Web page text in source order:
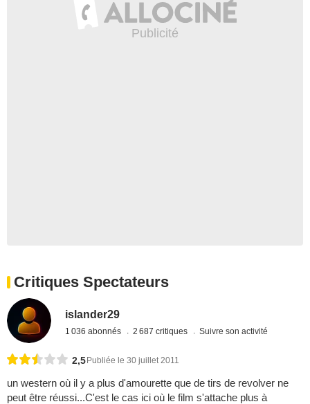
Critiques Spectateurs
islander29
1 036 abonnés 2 687 critiques Suivre son activité
2,5Publiée le 30 juillet 2011
un western où il y a plus d'amourette que de tirs de revolver ne
peut être réussi...C'est le cas ici où le film s'attache plus à